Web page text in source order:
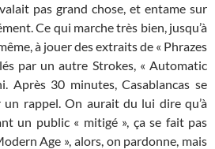
pas grand chose, et entame sur
Ce qui marche très bien, jusqu’à
à jouer des extraits de « Phrazes
par un autre Strokes, « Automatic
Après 30 minutes, Casablancas se
un rappel. On aurait du lui dire qu’à
un public « mitigé », ça se fait pas
Age », alors, on pardonne, mais